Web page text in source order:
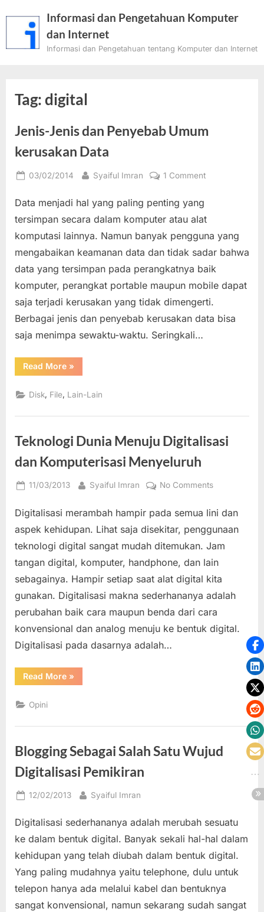
Informasi dan Pengetahuan Komputer
dan Internet
Informasi dan Pengetahuan tentang Komputer dan Internet
Tag:digital
Jenis-Jenis dan Penyebab Umum
kerusakan Data
Posted
03/02/2014 By
Syaiful Imran 1 Commenton
dan
Umum
kerusakan
Data
Data menjadi hal yang paling penting yang
tersimpan secara dalam komputer atau alat
komputasi lainnya. Namun banyak pengguna yang
mengabaikan keamanan data dan tidak sadar bahwa
data yang tersimpan pada perangkatnya baik
komputer, perangkat portable maupun mobile dapat
saja terjadi kerusakan yang tidak dimengerti.
Berbagai jenis dan penyebab kerusakan data bisa
saja menimpa sewaktu-waktu. Seringkali…
Read More“Jenis-
Jenis
Penyebab
Umum
Data”
»
Disk, File, Lain-Lain
Teknologi Dunia Menuju Digitalisasi
dan Komputerisasi Menyeluruh
Posted
11/03/2013 By
Syaiful Imran No Commentson
Dunia
Menuju
dan
Menyeluruh
Digitalisasi merambah hampir pada semua lini dan
aspek kehidupan. Lihat saja disekitar, penggunaan
teknologi digital sangat mudah ditemukan. Jam
tangan digital, komputer, handphone, dan lain
sebagainya. Hampir setiap saat alat digital kita
gunakan. Digitalisasi makna sederhananya adalah
perubahan baik cara maupun benda dari cara
konvensional dan analog menuju ke bentuk digital.
Digitalisasi pada dasarnya adalah…
Read More“Teknologi
Dunia
Menyeluruh”
»
Opini
Blogging Sebagai Salah Satu Wujud
Digitalisasi Pemikiran
Posted
12/02/2013 By
Syaiful Imran
Digitalisasi sederhananya adalah merubah sesuatu
ke dalam bentuk digital. Banyak sekali hal-hal dalam
kehidupan yang telah diubah dalam bentuk digital.
Yang paling mudahnya yaitu telephone, dulu untuk
telepon hanya ada melalui kabel dan bentuknya
sangat konvensional, namun sekarang sudah sangat